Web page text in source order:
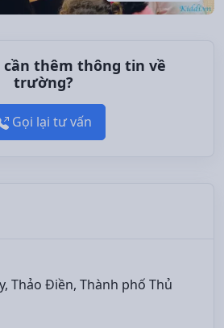
cần thêm thông tin về
trường?
Gọi lại tư vấn
Thảo Điền, Thành phố Thủ